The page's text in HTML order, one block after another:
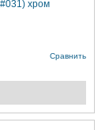
хром
Сравнить